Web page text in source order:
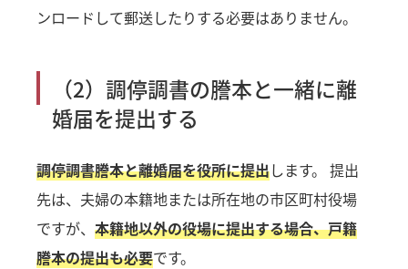
ンロードして郵送したりする必要はありません。
（2）調停調書の謄本と一緒に離
婚届を提出する
調停調書謄本と離婚届を役所に提出します。 提出
先は、夫婦の本籍地または所在地の市区町村役場
ですが、本籍地以外の役場に提出する場合、戸籍
謄本の提出も必要です。